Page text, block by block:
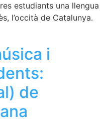
estudiants una llengua
l’occità de Catalunya.
i
de